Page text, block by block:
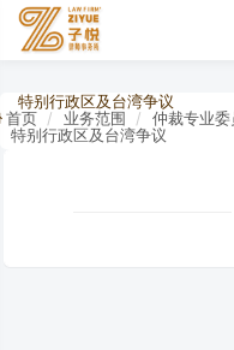
特别行政区及台湾争议
首页
业务范围 仲裁专业委
特别行政区及台湾争议